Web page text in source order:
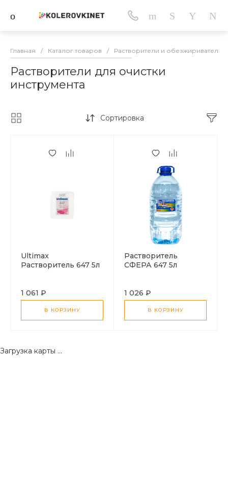
Главная / Каталог товаров / Растворители и обезжириватели
Растворители для очистки
инструмента
Сортировка
Ultimax
Растворитель 647 5л
1 061 ₽
В КОРЗИНУ
Растворитель
СФЕРА 647 5л
1 026 ₽
В КОРЗИНУ
Загрузка карты ...